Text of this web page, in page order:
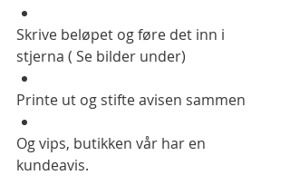
Skrive beløpet og føre det inn i
stjerna ( Se bilder under)
Printe ut og stifte avisen sammen
Og vips, butikken vår har en
kundeavis.